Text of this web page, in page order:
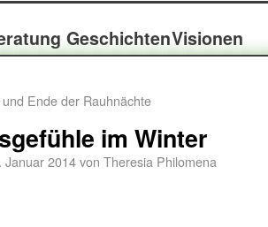
GeschichtenVisionen
Ende der Rauhnächte
im Winter
Januar 2014von Theresia Philomena